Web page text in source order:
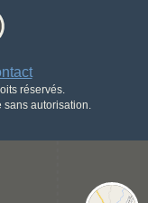
réservés.
sans autorisation.